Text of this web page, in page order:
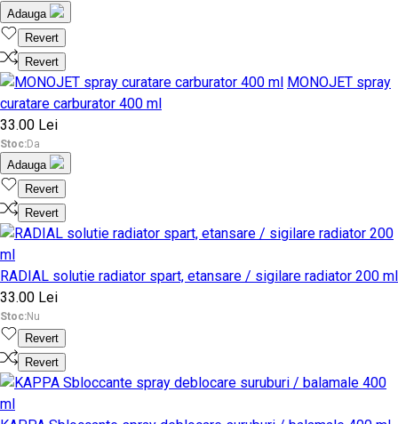
Adauga
Revert
Revert
MONOJET spray
curatare carburator 400 ml
33.00 Lei
Stoc:Da
Adauga
Revert
Revert
RADIAL solutie radiator spart, etansare / sigilare radiator 200 ml
33.00 Lei
Stoc:Nu
Revert
Revert